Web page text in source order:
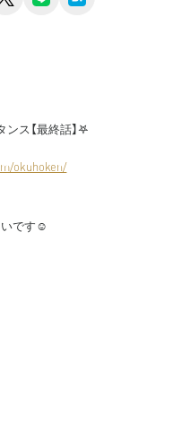
ス【最終話】𖤐
okuhoken/
いです☺️